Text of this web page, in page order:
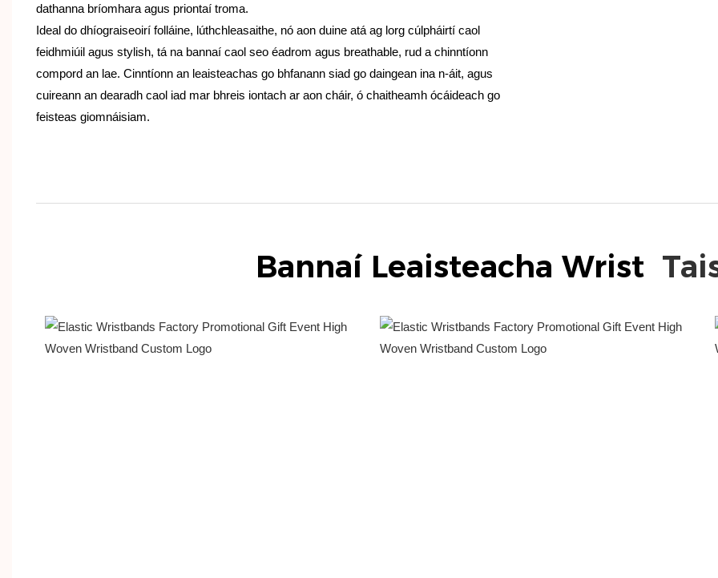
dathanna bríomhara agus priontaí troma.
Ideal do dhíograiseoirí folláine, lúthchleasaithe, nó aon duine atá ag lorg cúlpháirtí caol
feidhmiúil agus stylish, tá na bannaí caol seo éadrom agus breathable, rud a chinntíonn
compord an lae. Cinntíonn an leaisteachas go bhfanann siad go daingean ina n-áit, agus
cuireann an dearadh caol iad mar bhreis iontach ar aon cháir, ó chaitheamh ócáideach go
feisteas giomnáisiam.
Bannaí Leaisteacha Wrist